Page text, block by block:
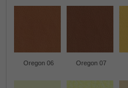
Oregon 06 Oregon 07